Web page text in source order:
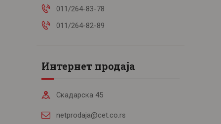
011/264-83-78
011/264-82-89
Интернет продаја
Скадарска 45
netprodaja@cet.co.rs